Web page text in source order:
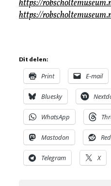
https://
https://
Dit delen:
Print E-mail
Bluesky
WhatsApp
Mastodon
Telegram X